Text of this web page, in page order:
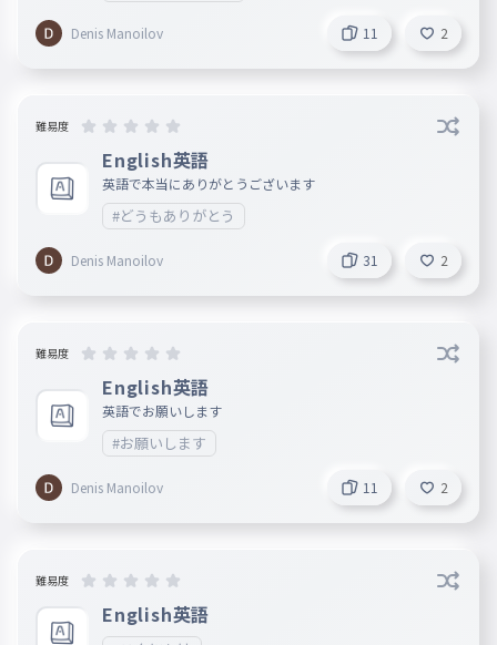
Denis Manoilov 11 2
難易度
English英語
英語で本当にありがとうございます
#どうもありがとう
Denis Manoilov 31 2
難易度
English英語
英語でお願いします
#お願いします
Denis Manoilov 11 2
難易度
English英語